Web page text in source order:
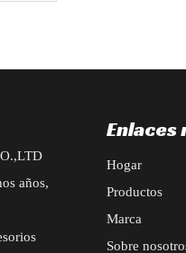
recibió un gran
Nuevo pedido para accesorios de tipo Changan CS95 2019
años,
Enlaces
Hogar
Productos
Marca
Sobre